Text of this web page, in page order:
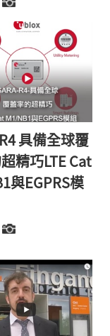
具備全球覆
精巧LTE Cat
與EGPRS模